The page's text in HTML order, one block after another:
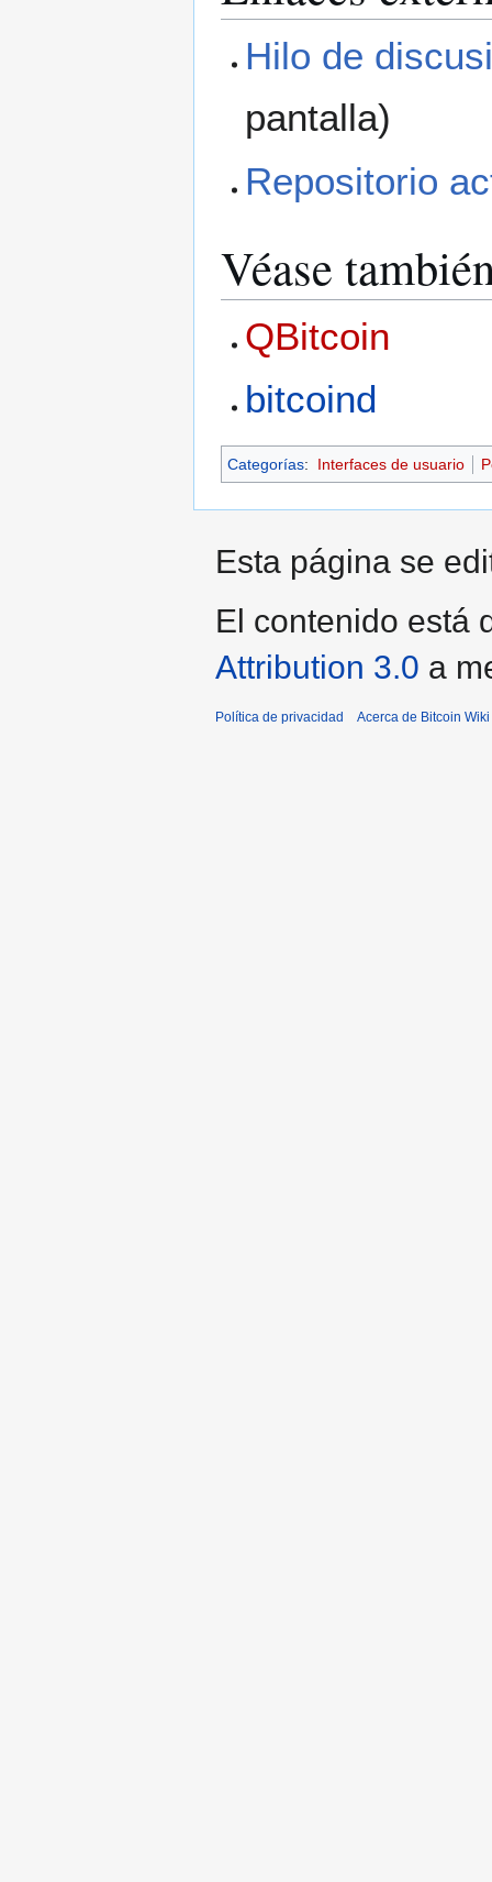
Hilo de
pantalla)
Repositorio
Véase
QBitcoin
bitcoind
Categorías: Interfaces de usuario
Esta página se
El contenido está
Attribution 3.0 a
Política de privacidad Acerca de Bitcoin Wiki